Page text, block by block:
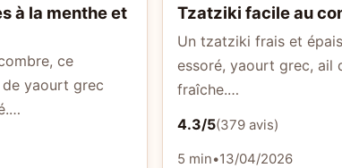
à la menthe et
ce
yaourt grec
Tzatziki facile au
Un tzatziki frais et
essoré, yaourt grec, ail
fraîche.…
4.3/5(379 avis)
5 min•13/04/2026